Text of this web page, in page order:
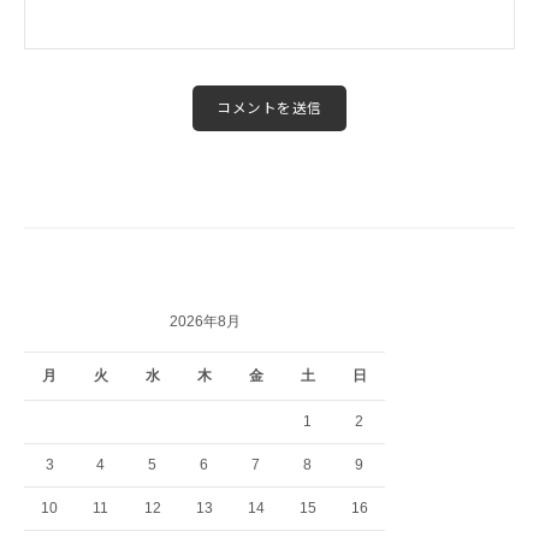
2026年8月
月 火 水 木 金 土 日
1 2
3 4 5 6 7 8 9
10 11 12 13 14 15 16